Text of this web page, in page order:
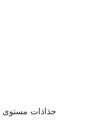
جذاذات مستوى